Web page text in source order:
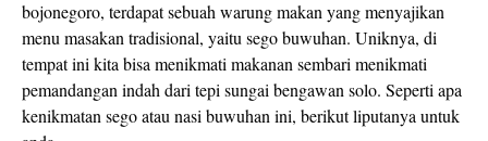
bojonegoro, terdapat sebuah warung makan yang menyajikan
menu masakan tradisional, yaitu sego buwuhan. Uniknya, di
tempat ini kita bisa menikmati makanan sembari menikmati
pemandangan indah dari tepi sungai bengawan solo. Seperti apa
kenikmatan sego atau nasi buwuhan ini, berikut liputanya untuk